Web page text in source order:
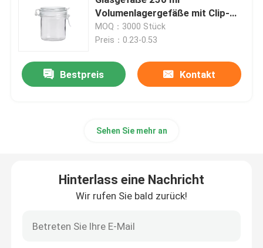
Flaschen für Glasseifenspender
Glasweckglas
Bierkrug aus Glas
Volumenlagergefäße mit Clip-
Deckel
MOQ：3000 Stück
Preis：0.23-0.53
Bestpreis Kontakt
Sehen Sie mehr an
Hinterlass eine Nachricht
Wir rufen Sie bald zurück!